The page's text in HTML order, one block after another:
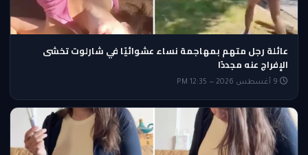
عائلة رجل متهم بمهاجمة نساء عشوائيًا في شارلوت تخشى
الإفراج عنه مجددًا